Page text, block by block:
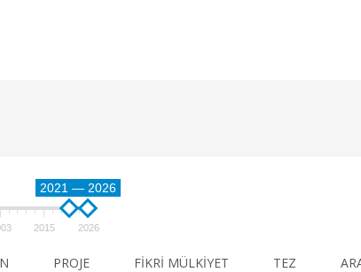
2021 — 2026
2015 2026
PROJE FIKRI MÜLKIYET TEZ